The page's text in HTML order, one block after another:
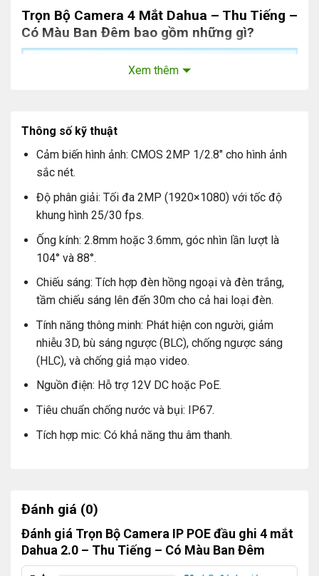
Trọn Bộ Camera 4 Mắt Dahua – Thu Tiếng –
Có Màu Ban Đêm bao gồm những gì?
Mắt camera quan sát Dahua ngoài trời: Số lượng 2
Ổ cứng lưu trữ chuyên dụng camera: 500G Số lượng
01
Đầu ghi 4 kênh tích hợp: Số lượng 01
Nguồn camera: Số lượng 4
Switch 4 cổng: Số lượng 01
Thông số kỹ thuật của Trọn Bộ Camera 4
Mắt – Thu Tiếng – Có Màu Ban Đêm Dahua
Camera quan sát Dahua trong nhà DH-IPC-
sắc nét.
Độ phân giải: Tối đa 2MP (1920×1080) với tốc độ
khung hình 25/30 fps.
Ống kính: 2.8mm hoặc 3.6mm, góc nhìn lần lượt là
Xem thêm
Thông số kỹ thuật
Cảm biến hình ảnh: CMOS 2MP 1/2.8″ cho hình ảnh
sắc nét.
Độ phân giải: Tối đa 2MP (1920×1080) với tốc độ
khung hình 25/30 fps.
Ống kính: 2.8mm hoặc 3.6mm, góc nhìn lần lượt là
104° và 88°.
Chiếu sáng: Tích hợp đèn hồng ngoại và đèn trắng,
tầm chiếu sáng lên đến 30m cho cả hai loại đèn.
Tính năng thông minh: Phát hiện con người, giảm
nhiễu 3D, bù sáng ngược (BLC), chống ngược sáng
(HLC), và chống giả mạo video.
Nguồn điện: Hỗ trợ 12V DC hoặc PoE.
Tiêu chuẩn chống nước và bụi: IP67.
Tích hợp mic: Có khả năng thu âm thanh.
Đánh giá (0)
Đánh giá Trọn Bộ Camera IP POE đầu ghi 4 mắt
Dahua 2.0 – Thu Tiếng – Có Màu Ban Đêm